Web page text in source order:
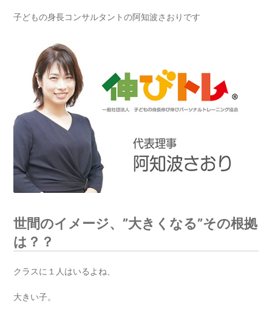
子どもの身長コンサルタントの阿知波さおりです
世間のイメージ、”大きくなる”その根拠
は？？
クラスに１人はいるよね、
大きい子。